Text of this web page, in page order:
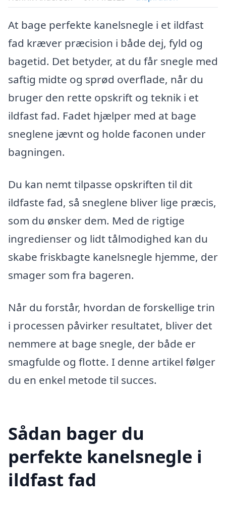
At bage perfekte kanelsnegle i et ildfast
fad kræver præcision i både dej, fyld og
bagetid. Det betyder, at du får snegle med
saftig midte og sprød overflade, når du
bruger den rette opskrift og teknik i et
ildfast fad. Fadet hjælper med at bage
sneglene jævnt og holde faconen under
bagningen.
Du kan nemt tilpasse opskriften til dit
ildfaste fad, så sneglene bliver lige præcis,
som du ønsker dem. Med de rigtige
ingredienser og lidt tålmodighed kan du
skabe friskbagte kanelsnegle hjemme, der
smager som fra bageren.
Når du forstår, hvordan de forskellige trin
i processen påvirker resultatet, bliver det
nemmere at bage snegle, der både er
smagfulde og flotte. I denne artikel følger
du en enkel metode til succes.
Sådan bager du
perfekte kanelsnegle i
ildfast fad